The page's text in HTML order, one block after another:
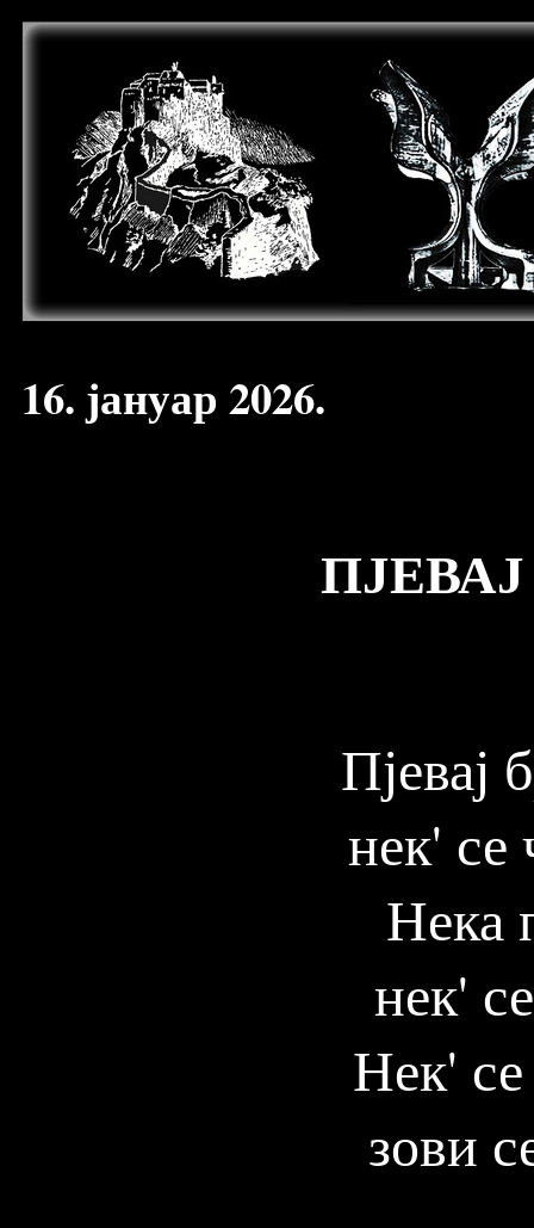
16. јануар 2026.
Пјевај
нек' се
Нека
нек'
Нек'
зови